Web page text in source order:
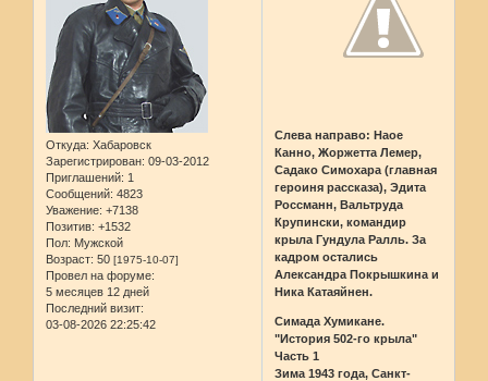
Откуда: Хабаровск
Зарегистрирован: 09-03-2012
Приглашений: 1
Сообщений: 4823
Уважение: +7138
Позитив: +1532
Пол: Мужской
Возраст: 50 [1975-10-07]
Провел на форуме:
5 месяцев 12 дней
Последний визит:
03-08-2026 22:25:42
Слева направо: Наое
Канно, Жоржетта Лемер,
Садако Симохара (главная
героиня рассказа), Эдита
Россманн, Вальтруда
Крупински, командир
крыла Гундула Ралль. За
кадром остались
Александра Покрышкина и
Ника Катаяйнен.
Симада Хумикане.
"История 502-го крыла"
Часть 1
Зима 1943 года, Санкт-